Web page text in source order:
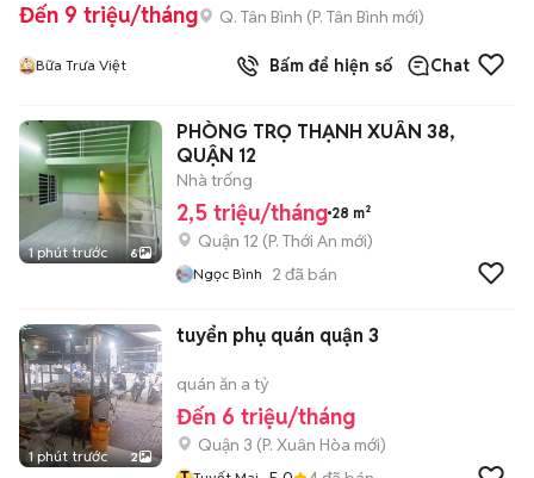
Đến 9 triệu/tháng Q. Tân Bình (P. Tân Bình mới)
Bữa Trưa Việt Bấm để hiện số Chat
1 phút trước 6
PHÒNG TRỌ THẠNH XUÂN 38,
QUẬN 12
Nhà trống
2,5 triệu/tháng 28 m²
Quận 12 (P. Thới An mới)
Ngọc Bình 2 đã bán
1 phút trước 2
tuyển phụ quán quận 3
quán ăn a tỷ
Đến 6 triệu/tháng
Quận 3 (P. Xuân Hòa mới)